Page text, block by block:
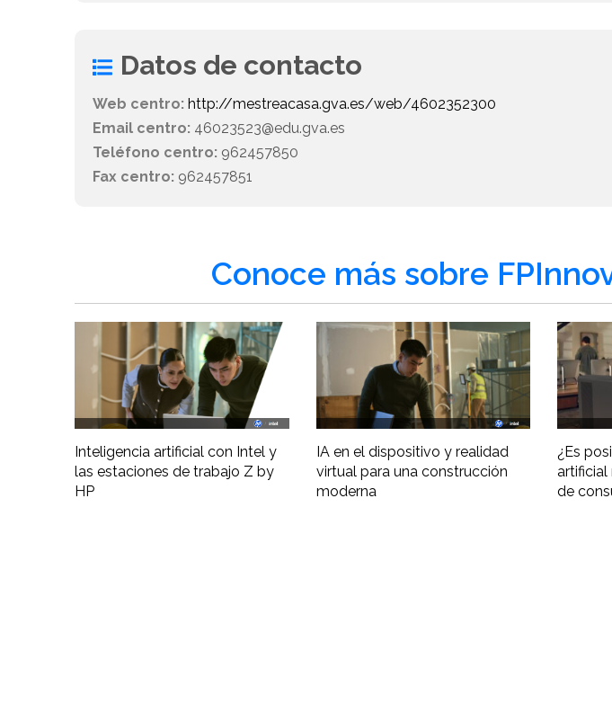
Datos de contacto
Web centro: http://mestreacasa.gva.es/web/4602352300
Email centro: 46023523@edu.gva.es
Teléfono centro: 962457850
Fax centro: 962457851
Conoce más sobre
Inteligencia artificial con Intel y
las estaciones de trabajo Z by
HP
IA en el dispositivo y realidad
virtual para una construcción
moderna
¿Es
artificial
de